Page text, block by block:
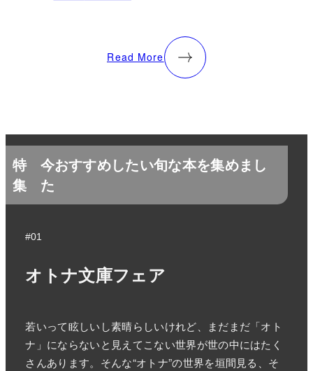
Read More
特
集
今おすすめしたい旬な本を集めまし
た
#01
オトナ文庫フェア
若いって眩しいし素晴らしいけれど、まだまだ「オト
ナ」にならないと見えてこない世界が世の中にはたく
さんあります。そんな“オトナ”の世界を垣間見る、そ